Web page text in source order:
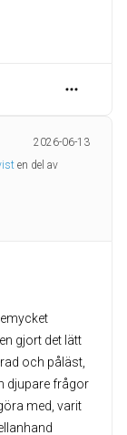
2026-06-13
en del av
gjort det lätt
och påläst,
djupare frågor
med, varit